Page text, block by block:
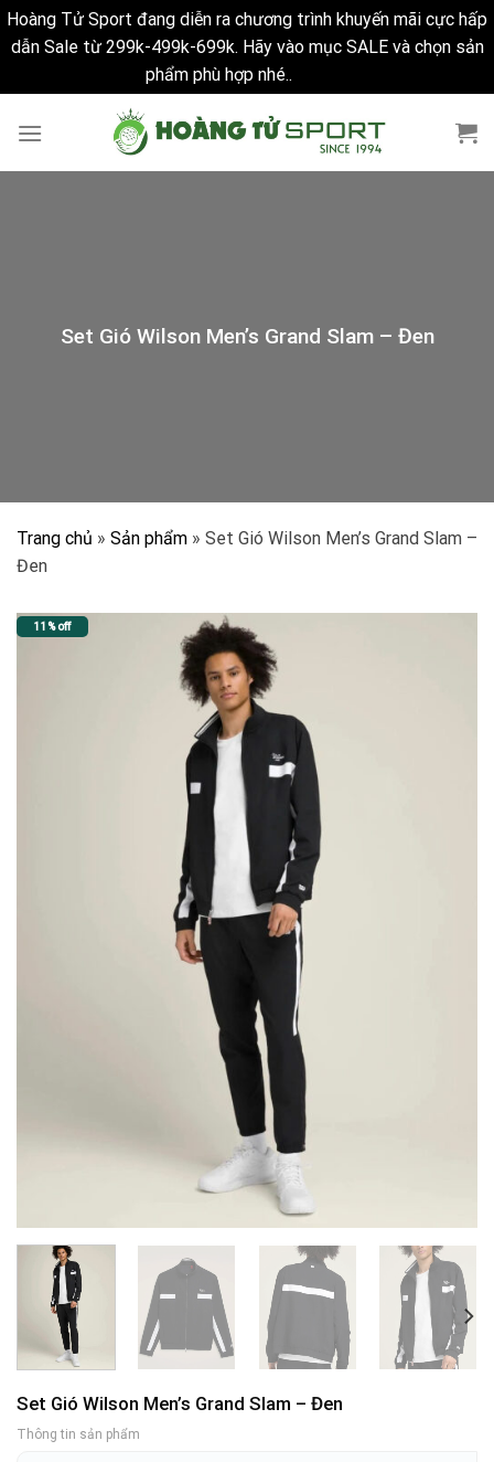
Hoàng Tử Sport đang diễn ra chương trình khuyến mãi cực hấp
dẫn Sale từ 299k-499k-699k. Hãy vào mục SALE và chọn sản
phẩm phù hợp nhé..
Set Gió Wilson Men’s Grand Slam – Đen
Trang chủ » Sản phẩm » Set Gió Wilson Men’s Grand Slam –
Đen
11% off
Set Gió Wilson Men’s Grand Slam – Đen
Thông tin sản phẩm